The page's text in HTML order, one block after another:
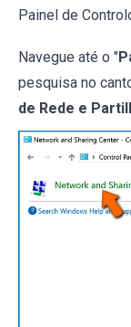
Painel de
Navegue até o "
pesquisa no
de Rede e